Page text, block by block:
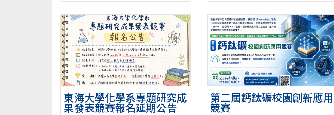
戰力的頂尖化學人才 。為回應高科
技產業對....
東海大學化學系專題研究成
果發表競賽報名延期公告
第二屆鈣鈦礦校園創新應用
競賽